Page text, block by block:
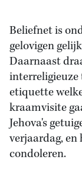
Beliefnet is
gelovigen
Daarnaast
interreligieuze
etiquette
kraamvisite
Jehova's
verjaardag,
condoleren.